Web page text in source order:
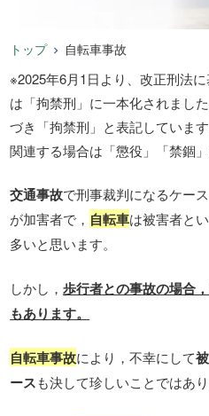
トップ 自転車事故
※2025年6月1日より、改正刑法
は「拘禁刑」に一本化されまし
づき「拘禁刑」と表記していま
関連する場合は「懲役」「禁錮
交通事故で刑事裁判になるケー
が加害者で， 自転車は被害者と
多いと思います。
しかし，歩行者との事故の場合
もあります。
自転車事故により，不幸にして
ースも決して珍しいことではあり